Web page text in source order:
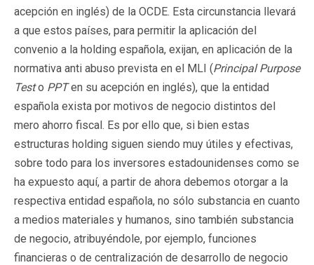
acepción en inglés) de la OCDE. Esta circunstancia llevará
a que estos países, para permitir la aplicación del
convenio a la holding española, exijan, en aplicación de la
normativa anti abuso prevista en el MLI (Principal Purpose
Testo PPTen su acepción en inglés), que la entidad
española exista por motivos de negocio distintos del
mero ahorro fiscal. Es por ello que, si bien estas
estructuras holding siguen siendo muy útiles y efectivas,
sobre todo para los inversores estadounidenses como se
ha expuesto aquí, a partir de ahora debemos otorgar a la
respectiva entidad española, no sólo substancia en cuanto
a medios materiales y humanos, sino también substancia
de negocio, atribuyéndole, por ejemplo, funciones
financieras o de centralización de desarrollo de negocio